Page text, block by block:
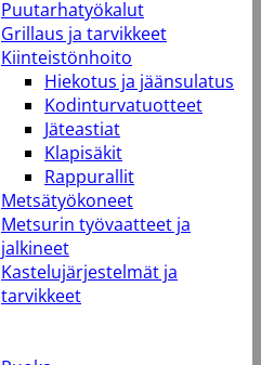
Puutarhatyökalut
Grillaus ja tarvikkeet
Kiinteistönhoito
Hiekotus ja jäänsulatus
Kodinturvatuotteet
Jäteastiat
Klapisäkit
Rappurallit
Metsätyökoneet
Metsurin työvaatteet ja
jalkineet
Kastelujärjestelmät ja
tarvikkeet